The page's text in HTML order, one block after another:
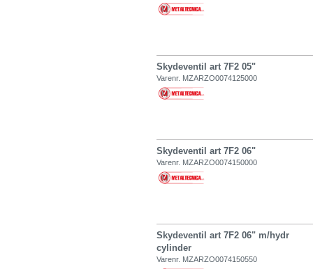
Skydeventil art 7F2 05"
Varenr. MZARZO0074125000
Skydeventil art 7F2 06"
Varenr. MZARZO0074150000
Skydeventil art 7F2 06" m/hydr
cylinder
Varenr. MZARZO0074150550